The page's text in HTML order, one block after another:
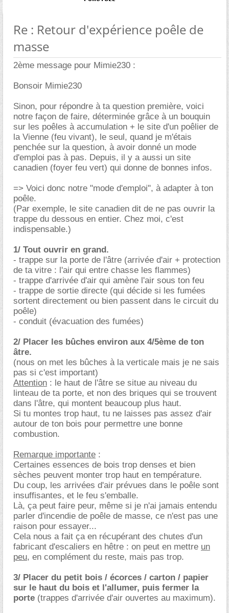
Re : Retour d'expérience poêle de
masse
2ème message pour Mimie230 :
Bonsoir Mimie230
Sinon, pour répondre à ta question première, voici
notre façon de faire, déterminée grâce à un bouquin
sur les poêles à accumulation + le site d'un poêlier de
la Vienne (feu vivant), le seul, quand je m'étais
penchée sur la question, à avoir donné un mode
d'emploi pas à pas. Depuis, il y a aussi un site
canadien (foyer feu vert) qui donne de bonnes infos.
=> Voici donc notre "mode d'emploi", à adapter à ton
poêle.
(Par exemple, le site canadien dit de ne pas ouvrir la
trappe du dessous en entier. Chez moi, c'est
indispensable.)
1/ Tout ouvrir en grand.
- trappe sur la porte de l'âtre (arrivée d'air + protection
de ta vitre : l'air qui entre chasse les flammes)
- trappe d'arrivée d'air qui amène l'air sous ton feu
- trappe de sortie directe (qui décide si les fumées
sortent directement ou bien passent dans le circuit du
poêle)
- conduit (évacuation des fumées)
2/ Placer les bûches environ aux 4/5ème de ton
tre.
(nous on met les bûches à la verticale mais je ne sais
pas si c'est important)
Attention : le haut de l'âtre se situe au niveau du
linteau de ta porte, et non des briques qui se trouvent
dans l'âtre, qui montent beaucoup plus haut.
Si tu montes trop haut, tu ne laisses pas assez d'air
autour de ton bois pour permettre une bonne
combustion.
Remarque importante :
Certaines essences de bois trop denses et bien
sèches peuvent monter trop haut en température.
Du coup, les arrivées d'air prévues dans le poêle sont
insuffisantes, et le feu s'emballe.
Là, ça peut faire peur, même si je n'ai jamais entendu
parler d'incendie de poêle de masse, ce n'est pas une
raison pour essayer...
Cela nous a fait ça en récupérant des chutes d'un
fabricant d'escaliers en hêtre : on peut en mettre un
peu, en complément du reste, mais pas trop.
3/ Placer du petit bois / écorces / carton / papier
sur le haut du bois et l'allumer, puis fermer la
porte (trappes d'arrivée d'air ouvertes au maximum).